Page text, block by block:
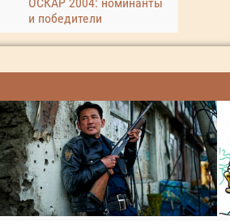
и победители